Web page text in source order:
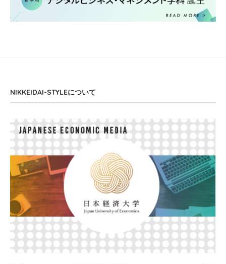
NIKKEIDAI-STYLEについて